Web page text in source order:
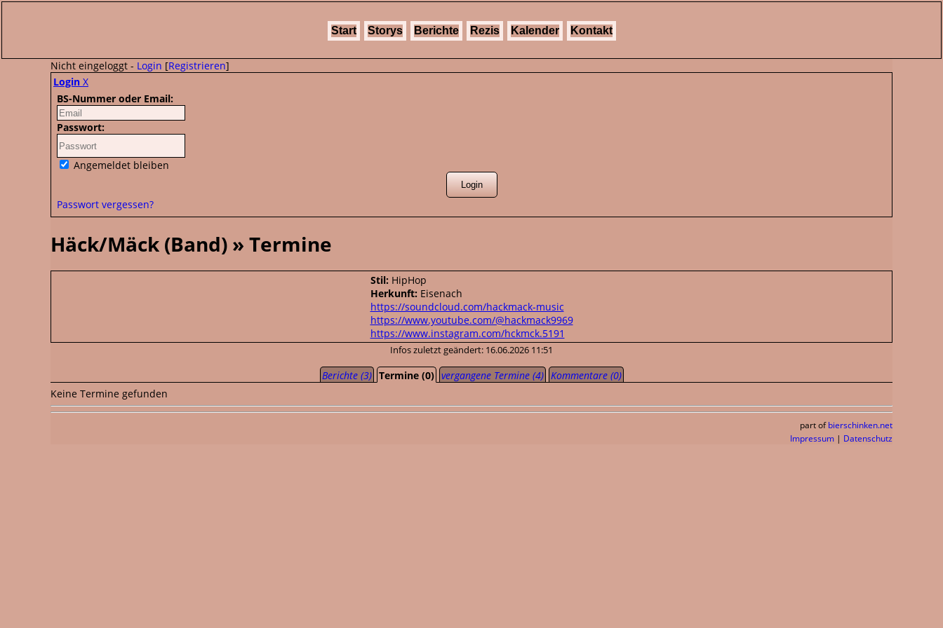
Start Storys Berichte Rezis Kalender Kontakt
Nicht eingeloggt - Login [Registrieren]
Login X
BS-Nummer oder Email:
Passwort:
Angemeldet bleiben
Passwort vergessen?
Häck/Mäck (Band) » Termine
Stil: HipHop
Herkunft: Eisenach
https://soundcloud.com/hackmack-music
https://www.youtube.com/@hackmack9969
https://www.instagram.com/hckmck.5191
Infos zuletzt geändert: 16.06.2026 11:51
Berichte (3) Termine (0) vergangene Termine (4)
Kommentare (0)
Keine Termine gefunden
part of bierschinken.net
Impressum | Datenschutz